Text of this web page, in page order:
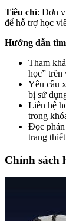
Tiêu chí: Đơn
để hỗ trợ học
Hướng dẫn
Tham
học” trên
Yêu cầu
bị sử
Liên hệ
trong
Đọc phản
trang
Chính sách